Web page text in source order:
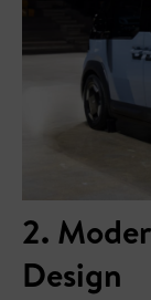
2.
Design